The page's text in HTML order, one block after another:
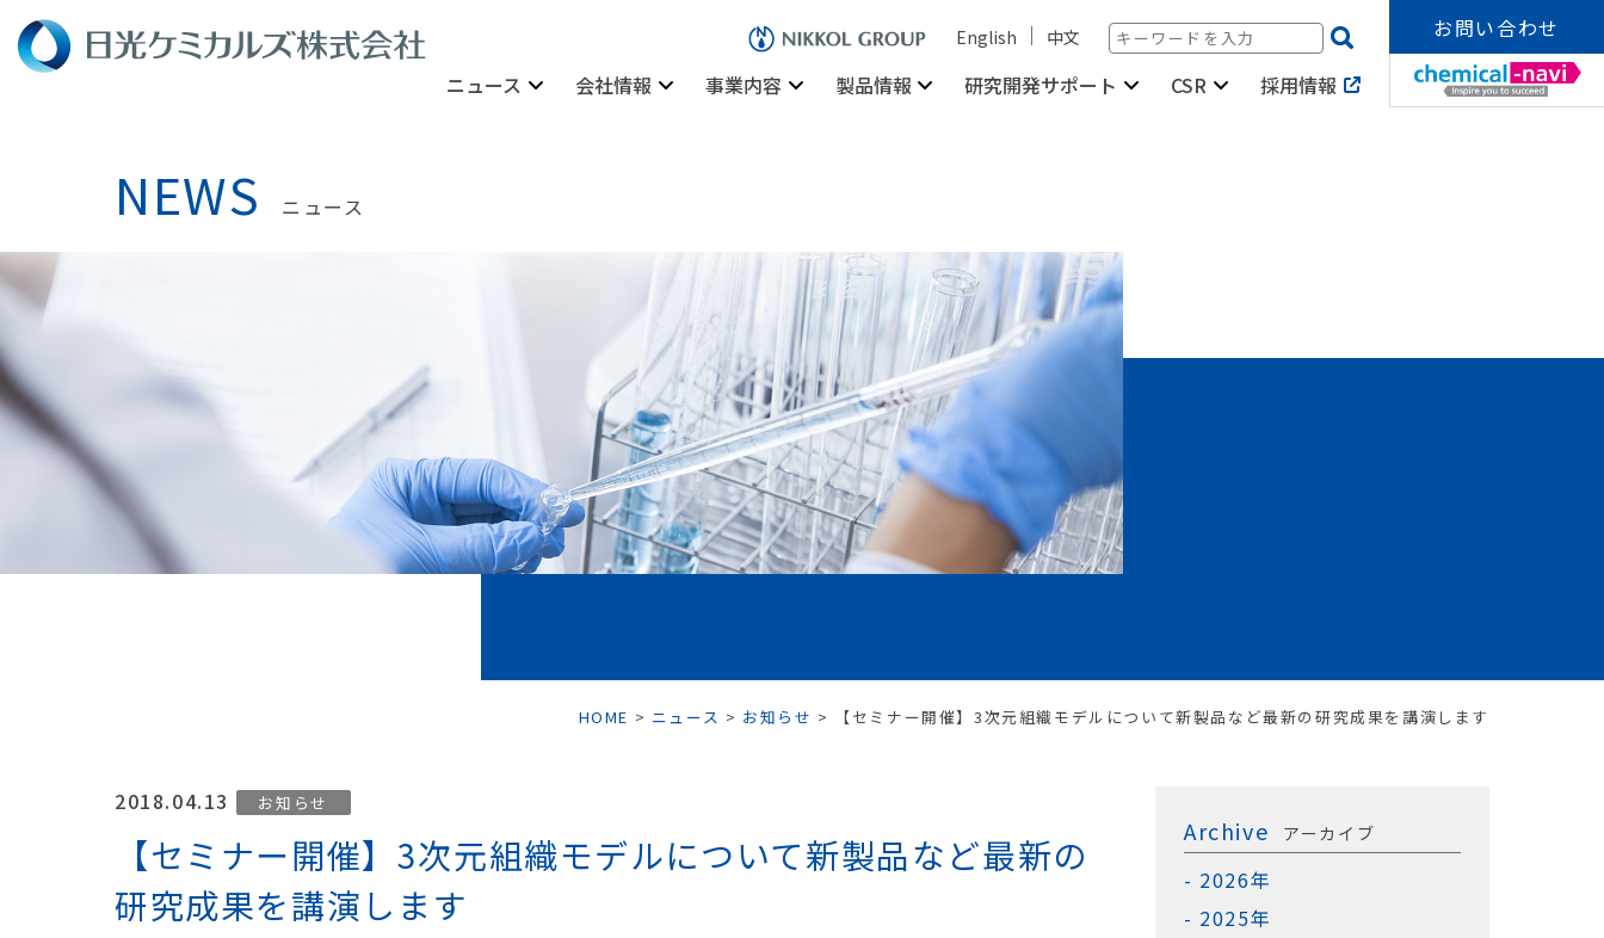
English 中文
ニュース 会社情報 事業内容 製品情報 研究開発サポート CSR 採用情報
お問い合わせ
NEWS ニュース
HOME > ニュース > お知らせ > 【セミナー開催】3次元組織モデルについて新製品など最新の研究成果を講演します
2018.04.13 お知らせ
【セミナー開催】3次元組織モデルについて新製品など最新の
研究成果を講演します
Archive アーカイブ
2026年
2025年